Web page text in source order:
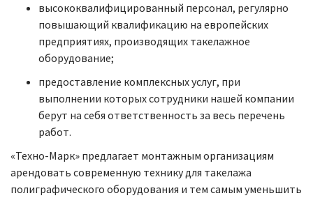
высококвалифицированный персонал, регулярно
повышающий квалификацию на европейских
предприятиях, производящих такелажное
оборудование;
предоставление комплексных услуг, при
выполнении которых сотрудники нашей компании
берут на себя ответственность за весь перечень
работ.
«Техно-Марк» предлагает монтажным организациям
арендовать современную технику для такелажа
полиграфического оборудования и тем самым уменьшить